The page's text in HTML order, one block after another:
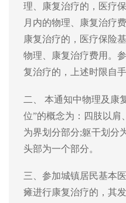
理、康复治疗的，医疗
月内的物理、康复治疗
康复治疗的，医疗保险
物理、康复治疗费用。
复治疗的，上述时限 自
二、 本通知中物理及康
位”的概念为：四肢以肩
为界划分部分;躯干划分
头部为一个部分。
三、 参加城镇居民基本
瘫进行康复治疗的， 其